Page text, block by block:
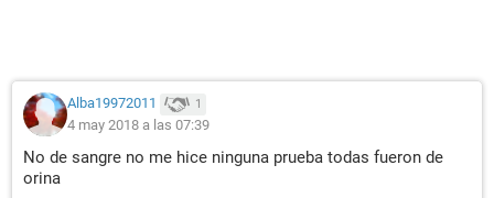
Alba19972011 1
4 may 2018 a las 07:39
No de sangre no me hice ninguna prueba todas fueron de
orina